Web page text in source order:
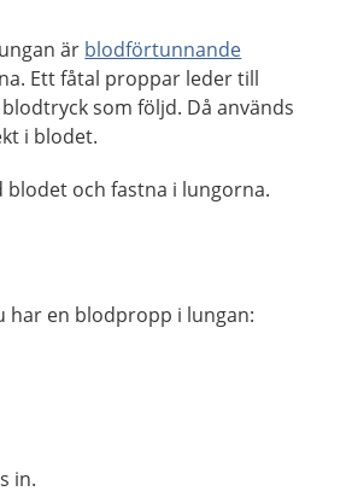
är blodförtunnande
Ett fåtal proppar leder till
som följd. Då används
i blodet.
blodet och fastna i lungorna.
har en blodpropp i lungan:
in.